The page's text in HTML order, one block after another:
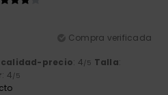
Compra verificada
calidad-precio: 4/5 Talla:
: 4/5